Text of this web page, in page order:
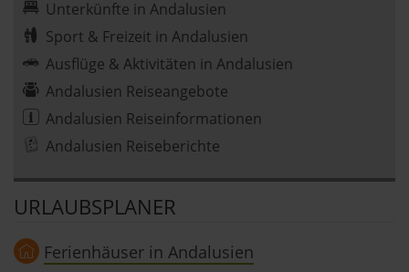
Unterkünfte in Andalusien
Sport & Freizeit in Andalusien
Ausflüge & Aktivitäten in Andalusien
Andalusien Reiseangebote
Andalusien Reiseinformationen
Andalusien Reiseberichte
URLAUBSPLANER
Ferienhäuser in Andalusien